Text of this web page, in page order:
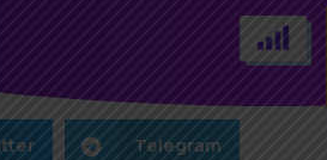
Telegram